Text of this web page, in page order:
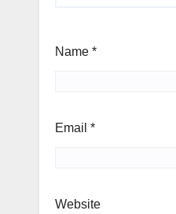
Name *
Email *
Website